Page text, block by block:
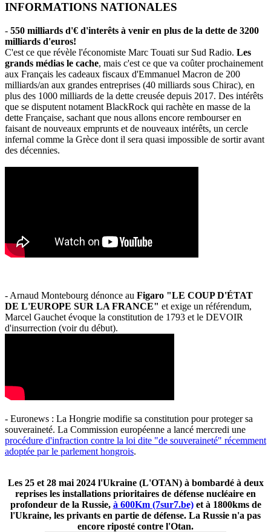
INFORMATIONS NATIONALES
- 550 milliards d'€ d'interêts à venir en plus de la dette de 3200
milliards d'euros!
C'est ce que révèle l'économiste Marc Touati sur Sud Radio. Les
grands médias le cache, mais c'est ce que va coûter prochainement
aux Français les cadeaux fiscaux d'Emmanuel Macron de 200
milliards/an aux grandes entreprises (40 milliards sous Chirac), en
plus des 1000 milliards de la dette creusée depuis 2017. Des intérêts
que se disputent notament BlackRock qui rachète en masse de la
dette Française, sachant que nous allons encore rembourser en
faisant de nouveaux emprunts et de nouveaux intérêts, un cercle
infernal comme la Grèce dont il sera quasi impossible de sortir avant
des décennies.
- Arnaud Montebourg dénonce au Figaro "LE COUP D'ÉTAT
DE L'EUROPE SUR LA FRANCE" et exige un référendum,
Marcel Gauchet évoque la constitution de 1793 et le DEVOIR
d'insurrection (voir du début).
- Euronews : La Hongrie modifie sa constitution pour proteger sa
souveraineté. La Commission européenne a lancé mercredi une
procédure d'infraction contre la loi dite "de souveraineté" récemment
adoptée par le parlement hongrois.
Les 25 et 28 mai 2024 l'Ukraine (L'OTAN) à bombardé à deux
reprises les installations prioritaires de défense nucléaire en
profondeur de la Russie, à 600Km (7sur7.be)et à 1800kms de
l'Ukraine, les privants en partie de défense. La Russie n'a pas
encore riposté contre l'Otan.